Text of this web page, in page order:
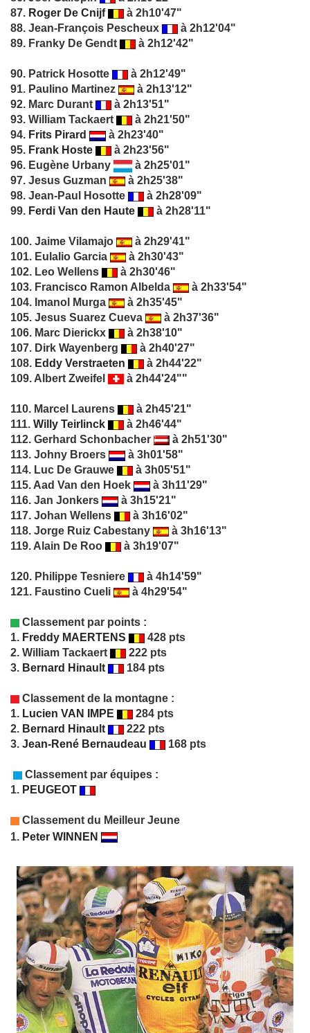
87. Roger De Cnijf
à 2h10'47"
88. Jean-François Pescheux
à 2h12'04"
89. Franky De Gendt
à 2h12'42"
90. Patrick Hosotte
à 2h12'49"
91. Paulino Martinez
à 2h13'12"
92. Marc Durant
à 2h13'51"
93. William Tackaert
à 2h21'50"
94. Frits Pirard
à 2h23'40"
95. Frank Hoste
à 2h23'56"
96. Eugène Urbany
à 2h25'01"
97. Jesus Guzman
à 2h25'38"
98. Jean-Paul Hosotte
à 2h28'09"
99. Ferdi Van den Haute à 2h28'11"
100. Jaime Vilamajo
à 2h29'41"
101. Eulalio Garcia
à 2h30'43"
102. Leo Wellens
à 2h30'46"
103. Francisco Ramon Albelda
à 2h33'54"
104. Imanol Murga
à 2h35'45"
105. Jesus Suarez Cueva
à 2h37'36"
106. Marc Dierickx
à 2h38'10"
107. Dirk Wayenberg
à 2h40'27"
108. Eddy Verstraeten
à 2h44'22"
109. Albert Zweifel
à 2h44'24""
110. Marcel Laurens
à 2h45'21"
111. Willy Teirlinck
à 2h46'44"
112. Gerhard Schonbacher
à 2h51'30"
113. Johny Broers
à 3h01'58"
114. Luc De Grauwe
à 3h05'51"
115. Aad Van den Hoek
à 3h11'29"
116. Jan Jonkers
à 3h15'21"
117. Johan Wellens
à 3h16'02"
118. Jorge Ruiz Cabestany
à 3h16'13"
119. Alain De Roo
à 3h19'07"
120. Philippe Tesniere
à 4h14'59"
121. Faustino Cueli
à 4h29'54"
Classement par points :
1. Freddy MAERTENS
428 pts
2. William Tackaert
222 pts
3. Bernard Hinault 184 pts
Classement de la montagne :
1. Lucien VAN IMPE
284 pts
2. Bernard Hinault
222 pts
3. Jean-René Bernaudeau 168 pts
Classement par équipes :
1. PEUGEOT
Classement du Meilleur Jeune
1. Peter WINNEN